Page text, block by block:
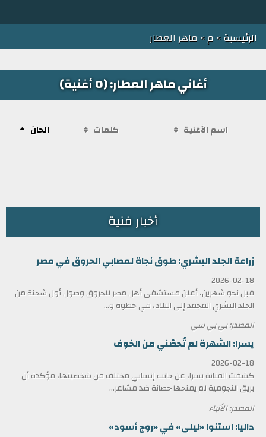
الرئيسية> م> ماهر العطار
أغاني ماهر العطار: (0 أغنية)
اسم الأغنية كلمات الحان
أخبار فنية
زراعة الجلد البشري: طوق نجاة لمصابي الحروق في مصر
2026-02-18
قبل نحو شهرين، أعلن مستشفى أهل مصر للحروق وصول أول شحنة من
الجلد البشري المجمد إلى البلاد، في خطوة و...
المصدر: بي بي سي
يسرا: الشهرة لم تُحصّني من الخوف
2026-02-18
كشفت الفنانة يسرا، عن جانب إنساني مختلف من شخصيتها، مؤكدة أن
بريق النجومية لم يمنحها حصانة ضد مشاعر...
المصدر: الأنباء
داليا: استنوا «ليلى» في «روج أسود»